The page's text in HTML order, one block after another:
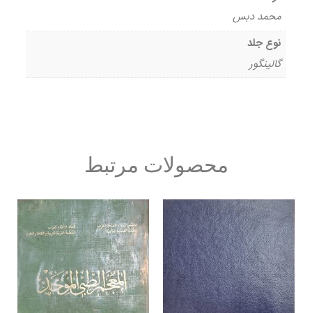
محمد دبس
نوع جلد
گالینگور
محصولات مرتبط